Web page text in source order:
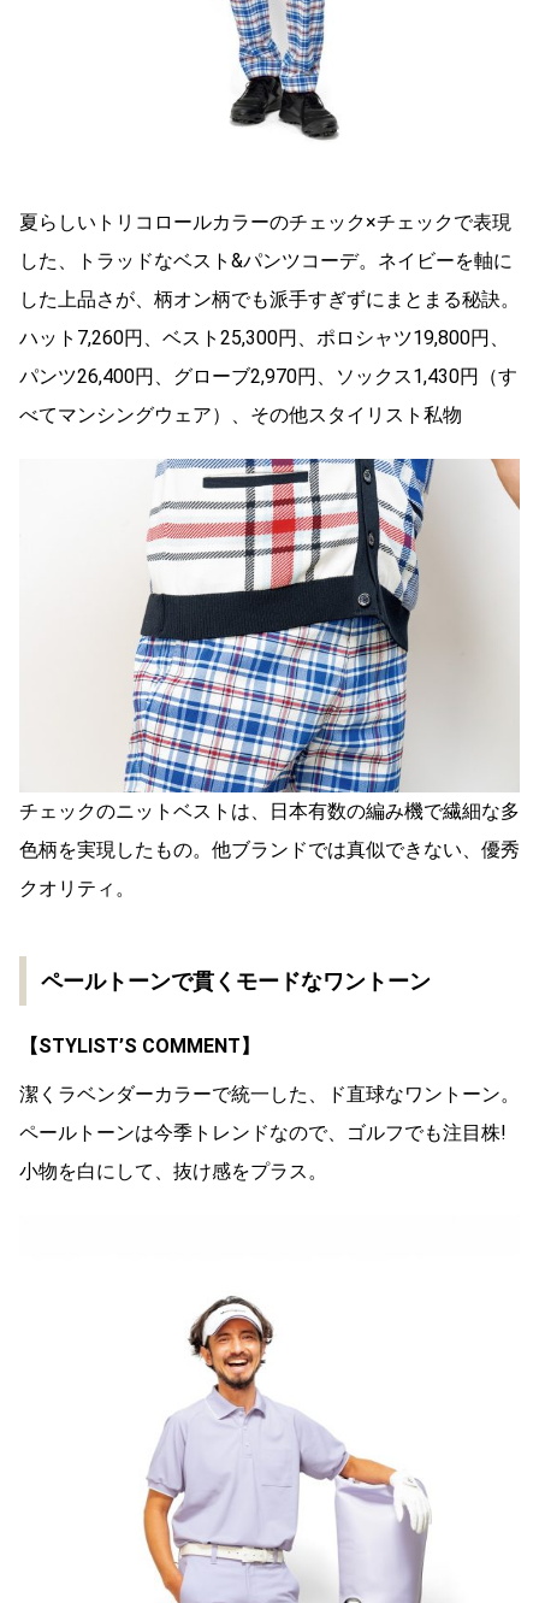
夏らしいトリコロールカラーのチェック×チェックで表現
した、トラッドなベスト&パンツコーデ。ネイビーを軸に
した上品さが、柄オン柄でも派手すぎずにまとまる秘訣。
ハット7,260円、ベスト25,300円、ポロシャツ19,800円、
パンツ26,400円、グローブ2,970円、ソックス1,430円（す
べてマンシングウェア）、その他スタイリスト私物
チェックのニットベストは、日本有数の編み機で繊細な多
色柄を実現したもの。他ブランドでは真似できない、優秀
クオリティ。
ペールトーンで貫くモードなワントーン
【STYLIST’S COMMENT 】
潔くラベンダーカラーで統一した、ド直球なワントーン。
ペールトーンは今季トレンドなので、ゴルフでも注目株!
小物を白にして、抜け感をプラス。